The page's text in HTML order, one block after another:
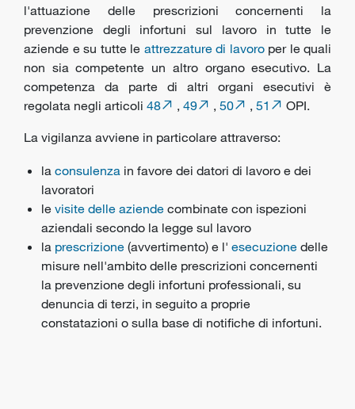
l'attuazione delle prescrizioni concernenti la
prevenzione degli infortuni sul lavoro in tutte le
aziende e su tutte le attrezzature di lavoroper le quali
non sia competente un altro organo esecutivo. La
competenza da parte di altri organi esecutivi è
regolata negli articoli 48 , 49 , 50 , 51
OPI.
La vigilanza avviene in particolare attraverso:
la consulenza in favore dei datori di lavoro e dei
lavoratori
le visite delle aziende combinate con ispezioni
aziendali secondo la legge sul lavoro
la prescrizione (avvertimento) e l' esecuzione delle
misure nell'ambito delle prescrizioni concernenti
la prevenzione degli infortuni professionali, su
denuncia di terzi, in seguito a proprie
constatazioni o sulla base di notifiche di infortuni.